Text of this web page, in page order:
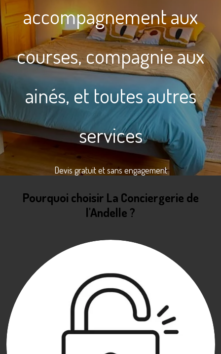
accompagnement aux
courses, compagnie aux
ainés, et toutes autres
services
Devis gratuit et sans engagement
Pourquoi choisir La Conciergerie de
l'Andelle ?